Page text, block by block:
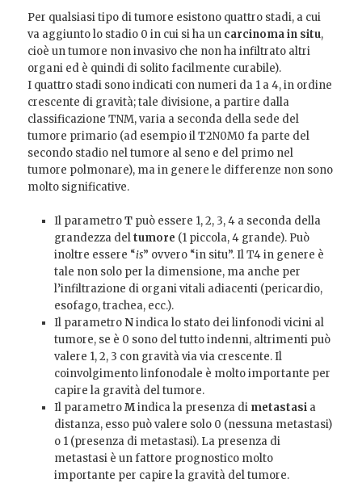
Per qualsiasi tipo di tumore esistono quattro stadi, a cui
va aggiunto lo stadio 0 in cui si ha un carcinoma in situ,
cioè un tumore non invasivo che non ha infiltrato altri
organi ed è quindi di solito facilmente curabile).
I quattro stadi sono indicati con numeri da 1 a 4, in ordine
crescente di gravità; tale divisione, a partire dalla
classificazione TNM, varia a seconda della sede del
tumore primario (ad esempio il T2N0M0 fa parte del
secondo stadio nel tumore al seno e del primo nel
tumore polmonare), ma in genere le differenze non sono
molto significative.
Il parametroTpuò essere 1, 2, 3, 4 a seconda della
grandezza deltumore (1 piccola, 4 grande). Può
inoltre essere “is” ovvero “in situ”. Il T4 in genere è
tale non solo per la dimensione, ma anche per
l’infiltrazione di organi vitali adiacenti (pericardio,
esofago, trachea, ecc.).
Il parametroNindica lo stato dei linfonodi vicini al
tumore, se è 0 sono del tutto indenni, altrimenti può
valere 1, 2, 3 con gravità via via crescente. Il
coinvolgimento linfonodale è molto importante per
capire la gravità del tumore.
Il parametroMindica la presenza di metastasia
distanza, esso può valere solo 0 (nessuna metastasi)
o 1 (presenza di metastasi). La presenza di
metastasi è un fattore prognostico molto
importante per capire la gravità del tumore.